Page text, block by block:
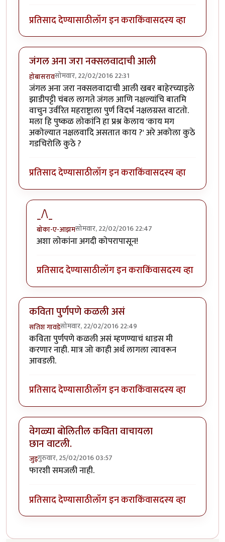
प्रतिसाद देण्यासाठीलॉग इन कराकिंवासदस्य व्हा
जंगल अना जरा नक्सलवादाची आली
होबासरावसोमवार, 22/02/2016 22:31
जंगल अना जरा नक्सलवादाची आली खबर बाहेरच्याइले
झाडीपट्टी चंबल लागते जंगल आणि नक्षल्यांचि बातमि
वाचुन उर्वरित महराष्ट्राला पुर्ण विदर्भ नक्षलग्रस्त वाटतो.
मला हि पुष्कळ लोकांनि हा प्रश्न केलाय 'काय मग
अकोल्यात नक्षलवादि असतात काय ?' अरे अकोला कुठे
गडचिरोलि कुठे ?
प्रतिसाद देण्यासाठीलॉग इन कराकिंवासदस्य व्हा
_/\_
बोका-ए-आझमसोमवार, 22/02/2016 22:47
In reply toजंगल अना जरा नक्सलवादाची आली
अशा लोकांना अगदी कोपरापासून!
प्रतिसाद देण्यासाठीलॉग इन कराकिंवासदस्य व्हा
कविता पुर्णपणे कळली असं
सतिश गावडेसोमवार, 22/02/2016 22:49
कविता पुर्णपणे कळली असं म्हणण्याचं धाडस मी
करणार नाही. मात्र जो काही अर्थ लागला त्यावरून
आवडली.
प्रतिसाद देण्यासाठीलॉग इन कराकिंवासदस्य व्हा
वेगळ्या बोलितील कविता वाचायला
छान वाटली.
जुइगुरुवार, 25/02/2016 03:57
फारशी समजली नाही.
प्रतिसाद देण्यासाठीलॉग इन कराकिंवासदस्य व्हा